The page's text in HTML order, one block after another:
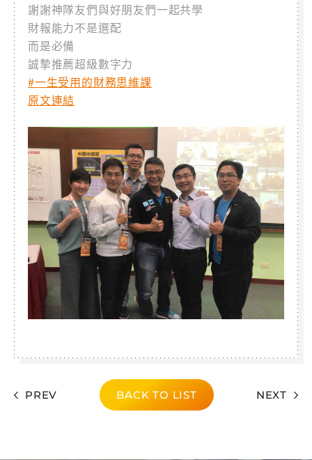
謝謝神隊友們與好朋友們一起共學
財報能力不是選配
而是必備
誠摯推薦超級數字力
#一生受用的財務思維課
原文連結
PREV BACK TO LIST NEXT